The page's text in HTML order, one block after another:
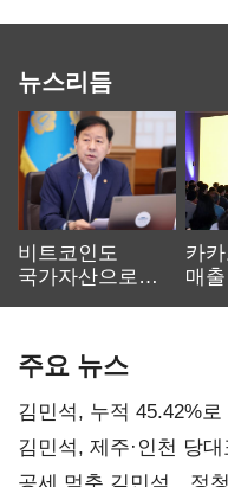
뉴스리듬
비트코인도
국가자산으로…'
카
매
주요 뉴스
김민석, 누적 45.42%
0.86%p(2보)
김민석, 제주·인천 당